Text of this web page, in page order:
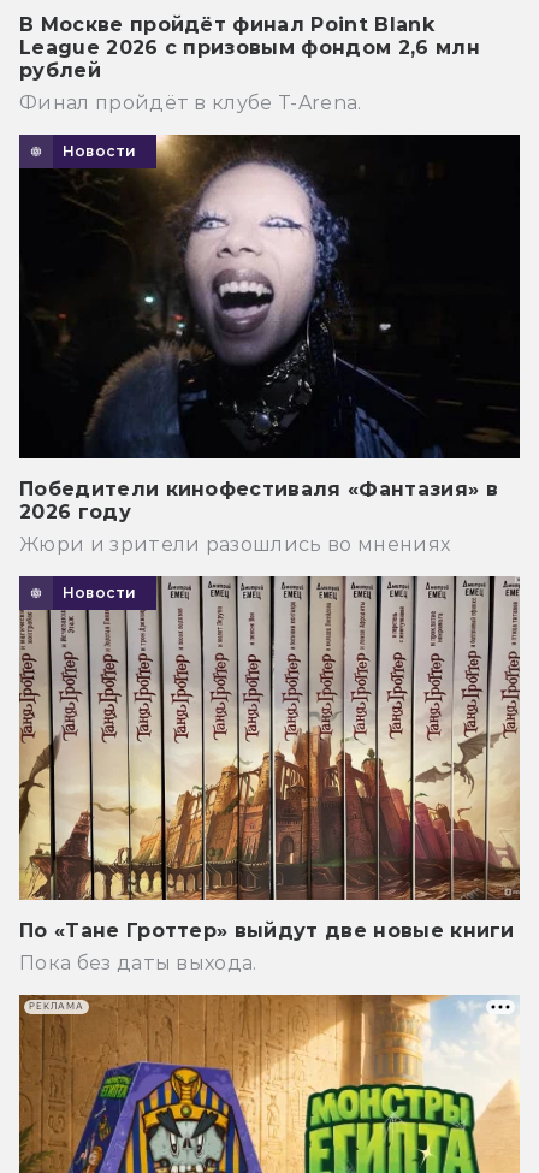
В Москве пройдёт финал Point Blank
League 2026 с призовым фондом 2,6 млн
рублей
Финал пройдёт в клубе T-Arena.
Новости
Победители кинофестиваля «Фантазия» в
2026 году
Жюри и зрители разошлись во мнениях
Новости
По «Тане Гроттер» выйдут две новые книги
Пока без даты выхода.
РЕКЛАМА